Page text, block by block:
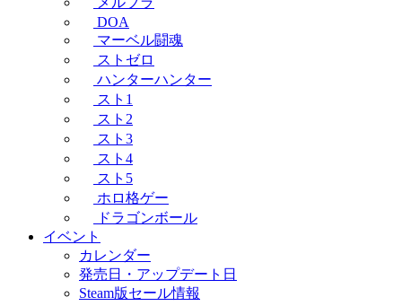
DOA
マーベル闘魂
ストゼロ
ハンターハンター
スト1
スト2
スト3
スト4
スト5
ホロ格ゲー
ドラゴンボール
イベント
カレンダー
発売日・アップデート日
Steam版セール情報